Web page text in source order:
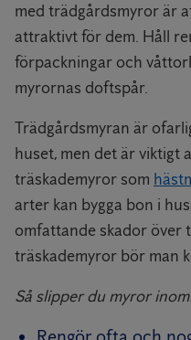
med trädgårdsmyror är
attraktivt för dem. Håll
förpackningar och
myrornas doftspår.
Trädgårdsmyran är
huset, men det är viktigt
träskademyror som
arter kan bygga bon i
omfattande skador över
träskademyror bör man
Så slipper du myror